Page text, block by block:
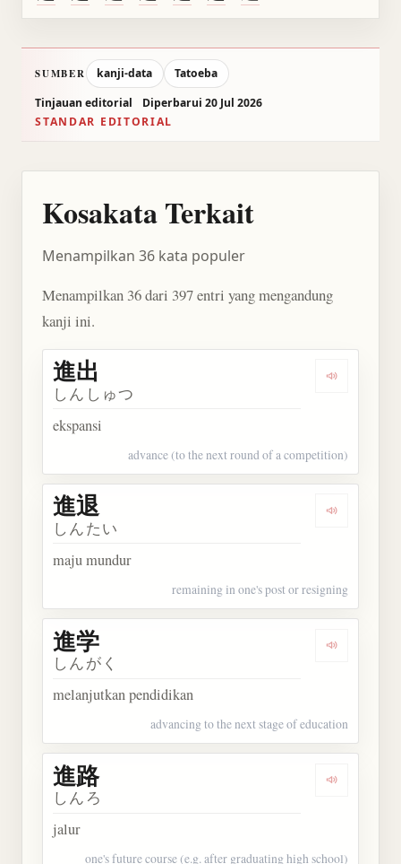
SUMBER kanji-data
Tatoeba
Tinjauan editorial
Diperbarui 20 Jul 2026
STANDAR EDITORIAL
Kosakata Terkait
Menampilkan 36 kata populer
Menampilkan 36 dari 397 entri yang mengandung
kanji ini.
Dengarkan
進出
しんしゅつ
ekspansi
advance (to the next round of a competition)
Dengarkan
進退
しんたい
maju mundur
remaining in one's post or resigning
Dengarkan
進学
しんがく
melanjutkan pendidikan
advancing to the next stage of education
Dengarkan
進路
しんろ
jalur
one's future course (e.g. after graduating high school)